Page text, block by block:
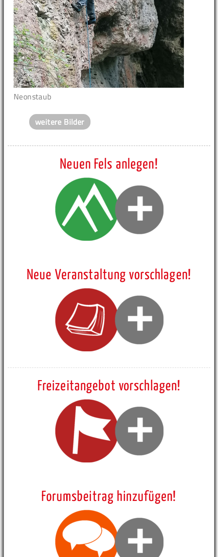
Neonstaub
weitere Bilder
Neuen Fels anlegen!
Neue Veranstaltung vorschlagen!
Freizeitangebot vorschlagen!
Forumsbeitrag hinzufügen!